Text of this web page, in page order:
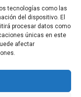
tecnologías como las
del dispositivo. El
procesar datos como
únicas en este
afectar